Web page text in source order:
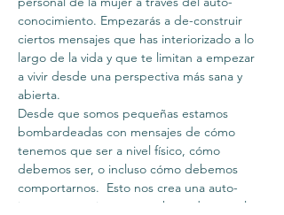
conocimiento. Empezarás a de-construir
ciertos mensajes que has interiorizado a lo
largo de la vida y que te limitan a empezar
a vivir desde una perspectiva más sana y
abierta.
Desde que somos pequeñas estamos
bombardeadas con mensajes de cómo
tenemos que ser a nivel físico, cómo
debemos ser, o incluso cómo debemos
comportarnos.  Esto nos crea una auto-
imagen negativa que nos hace daño, y el